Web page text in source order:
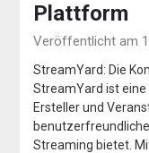
Plattform
Veröffentlicht am
StreamYard: Die
StreamYard ist
Ersteller und
Streaming bietet.